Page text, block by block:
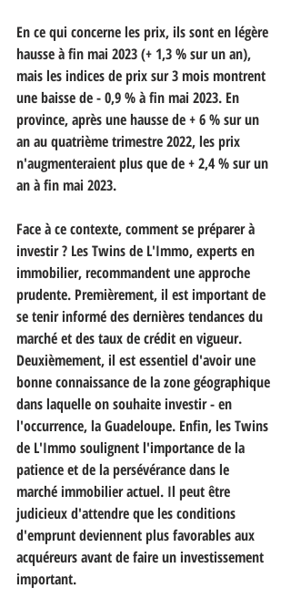
En ce qui concerne les prix, ils sont en légère
hausse à fin mai 2023 (+ 1,3 % sur un an),
mais les indices de prix sur 3 mois montrent
une baisse de - 0,9 % à fin mai 2023. En
province, après une hausse de + 6 % sur un
an au quatrième trimestre 2022, les prix
n'augmenteraient plus que de + 2,4 % sur un
an à fin mai 2023.
Face à ce contexte, comment se préparer à
investir ? Les Twins de L'Immo, experts en
immobilier, recommandent une approche
prudente. Premièrement, il est important de
se tenir informé des dernières tendances du
marché et des taux de crédit en vigueur.
Deuxièmement, il est essentiel d'avoir une
bonne connaissance de la zone géographique
dans laquelle on souhaite investir - en
l'occurrence, la Guadeloupe. Enfin, les Twins
de L'Immo soulignent l'importance de la
patience et de la persévérance dans le
marché immobilier actuel. Il peut être
judicieux d'attendre que les conditions
d'emprunt deviennent plus favorables aux
acquéreurs avant de faire un investissement
important.